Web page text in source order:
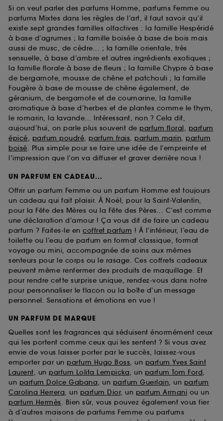
Si on veut parler des parfums Homme, parfums Femme ou
parfums Mixtes dans les règles de l’art, il faut savoir qu’il
existe sept grandes familles olfactives : la famille Hespéridé
à base d’agrumes ; la famille boisée à base de bois mais
aussi de musc, de cèdre... ; la famille orientale, très
sensuelle, à base d’ambre et autres ingrédients exotiques ;
la famille florale à base de fleurs ; la famille Chypre à base
de bergamote, mousse de chêne et patchouli ; la famille
Fougère à base de mousse de chêne également, de
géranium, de bergamote et de coumarine, la famille
aromatique à base d’herbes et de plantes comme le thym,
le romarin, la lavande... Intéressant, non ? Cela dit,
aujourd’hui, on parle plus souvent de parfum floral, parfum
épicé, parfum poudré, parfum frais, parfum marin, parfum
boisé. Plus simple pour se faire une idée de l’empreinte et
l’impression que l’on va diffuser et graver derrière nous !
UN PARFUM EN CADEAU...
Offrir un parfum Femme ou un parfum Homme est toujours
un cadeau qui fait plaisir. À Noël, pour la Saint-Valentin,
pour la Fête des Mères ou la Fête des Pères... C’est comme
une déclaration d’amour ! Ça vous dit de faire un cadeau
parfum ? Faites-le en coffret parfum ! À l’intérieur, l’eau de
toilette ou l’eau de parfum en format classique, format
voyage ou mini, accompagnée de soins aux mêmes
senteurs pour le corps ou le rasage. Ces coffrets cadeaux
peuvent même renfermer des produits de maquillage. Et
pour rendre cette surprise unique, rendez-vous dans notre
pour personnaliser le flacon ou la boîte d’un message
personnel. Sensations et émotions en vue !
UN PARFUM DE MARQUE
Quelles sont les fragrances qui séduisent énormément ceux
qui les portent comme ceux qui les sentent ? Si vous avez
envie de vous laisser porter par le succès, laissez-vous
emporter par un parfum Hugo Boss, un parfum Yves Saint
Laurent, un parfum Lolita Lempicka, un parfum Tom Ford,
un parfum Dolce Gabana, un parfum Guerlain, un parfum
Carolina Herrera, un parfum Dior, un parfum Armani ou un
parfum Hermès. Bien sûr, vous pouvez également vous fier
à d’autres maisons de parfums Femme ou parfums